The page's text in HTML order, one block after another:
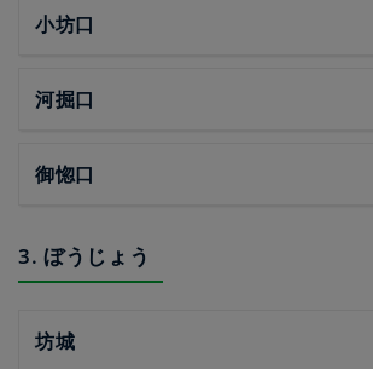
小坊口
河掘口
御惚口
3. ぼうじょう
坊城